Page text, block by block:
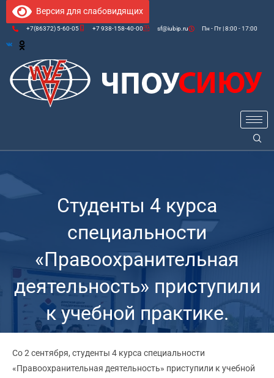
Версия для слабовидящих
+7(86372) 5-60-05 +7 938-158-40-00 sf@iubip.ru Пн - Пт | 8:00 - 17:00
Студенты 4 курса
специальности
«Правоохранительная
деятельность» приступили
к учебной практике.
Со 2 сентября, студенты 4 курса специальности
«Правоохранительная деятельность» приступили к учебной